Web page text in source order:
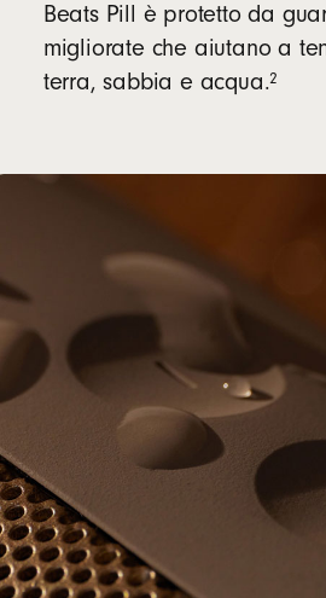
Beats Pill è protetto da
migliorate che aiutano a
terra, sabbia e acqua.nota
2